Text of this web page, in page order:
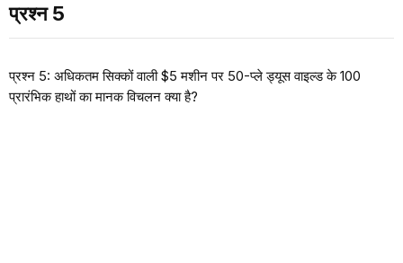
प्रश्न 5
प्रश्न 5: अधिकतम सिक्कों वाली $5 मशीन पर 50-प्ले ड्यूस वाइल्ड के 100
प्रारंभिक हाथों का मानक विचलन क्या है?